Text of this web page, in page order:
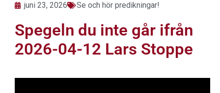
juni 23, 2026 Se och hör predikningar!
Spegeln du inte går ifrån
2026-04-12 Lars Stoppe